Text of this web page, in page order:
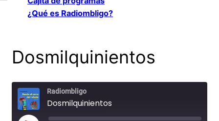
¿Qué es Radiombligo?
Dosmilquinientos
Radiombligo
Dosmilquinientos